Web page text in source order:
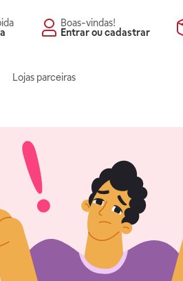
Boas-vindas!
Entrar ou cadastrar
Lojas parceiras